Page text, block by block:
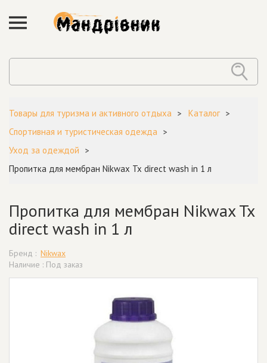
Товары для туризма и активного отдыха
Каталог
Спортивная и туристическая одежда
Уход за одеждой
Пропитка для мембран Nikwax Tx direct wash in 1 л
Пропитка для мембран Nikwax Tx
direct wash in 1 л
Бренд : Nikwax
Наличие : Под заказ